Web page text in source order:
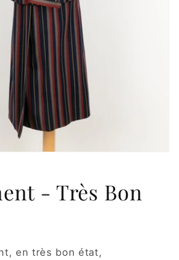
- Très Bon
en très bon état,